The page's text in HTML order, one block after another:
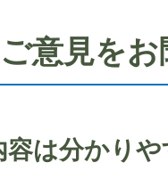
意見を
容は分かり